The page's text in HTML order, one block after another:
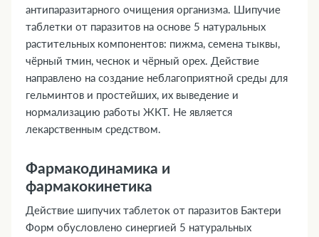
антипаразитарного очищения организма. Шипучие
таблетки от паразитов на основе 5 натуральных
растительных компонентов: пижма, семена тыквы,
чёрный тмин, чеснок и чёрный орех. Действие
направлено на создание неблагоприятной среды для
гельминтов и простейших, их выведение и
нормализацию работы ЖКТ. Не является
лекарственным средством.
Фармакодинамика и
фармакокинетика
Действие шипучих таблеток от паразитов Бактери
Форм обусловлено синергией 5 натуральных